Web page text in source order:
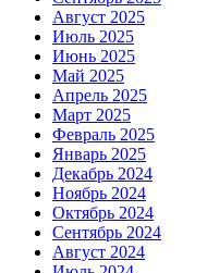
Август 2025
Июль 2025
Июнь 2025
Май 2025
Апрель 2025
Март 2025
Февраль 2025
Январь 2025
Декабрь 2024
Ноябрь 2024
Октябрь 2024
Сентябрь 2024
Август 2024